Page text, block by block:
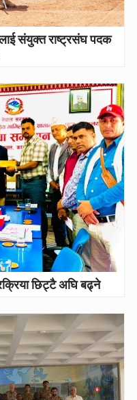
संयुक्त राष्ट्रसंघ पदक
छिट्टै अघि बढ्ने